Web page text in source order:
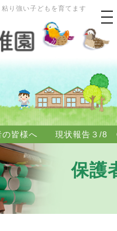
り強い子どもを育てます
の皆様へ 現状報告３/
保